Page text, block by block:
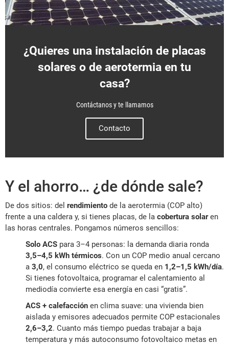
¿Quieres una instalación de placas
solares o de aerotermia en tu
casa?
Contáctanos y te llamamos
Contacto
Y el ahorro… ¿de dónde sale?
De dos sitios: del rendimiento de la aerotermia (COP alto)
frente a una caldera y, si tienes placas, de la cobertura solaren
las horas centrales. Pongamos números sencillos:
Solo ACS para 3–4 personas: la demanda diaria ronda
3,5–4,5 kWh térmicos. Con un COP medio anual cercano
a 3,0, el consumo eléctrico se queda en 1,2–1,5 kWh/día.
Si tienes fotovoltaica, programar el calentamiento al
mediodía convierte esa energía en casi “gratis”.
ACS + calefacción en clima suave: una vivienda bien
aislada y emisores adecuados permite COP estacionales
2,6–3,2. Cuanto más tiempo puedas trabajar a baja
temperatura y más autoconsumo fotovoltaico metas en